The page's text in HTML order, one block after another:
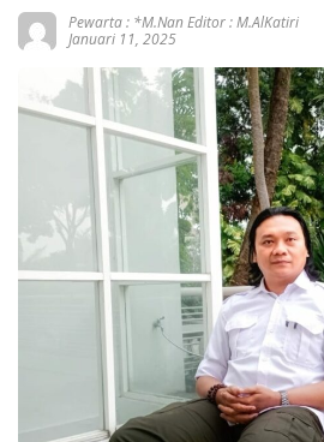
Pewarta : *M.Nan Editor : M.AlKatiri
Januari 11, 2025